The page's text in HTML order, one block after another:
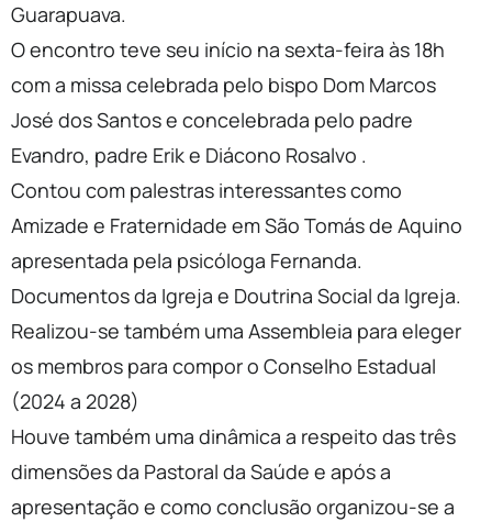
Guarapuava.
O encontro teve seu início na sexta-feira às 18h
com a missa celebrada pelo bispo Dom Marcos
José dos Santos e concelebrada pelo padre
Evandro, padre Erik e Diácono Rosalvo .
Contou com palestras interessantes como
Amizade e Fraternidade em São Tomás de Aquino
apresentada pela psicóloga Fernanda.
Documentos da Igreja e Doutrina Social da Igreja.
Realizou-se também uma Assembleia para eleger
os membros para compor o Conselho Estadual
(2024 a 2028)
Houve também uma dinâmica a respeito das três
dimensões da Pastoral da Saúde e após a
apresentação e como conclusão organizou-se a